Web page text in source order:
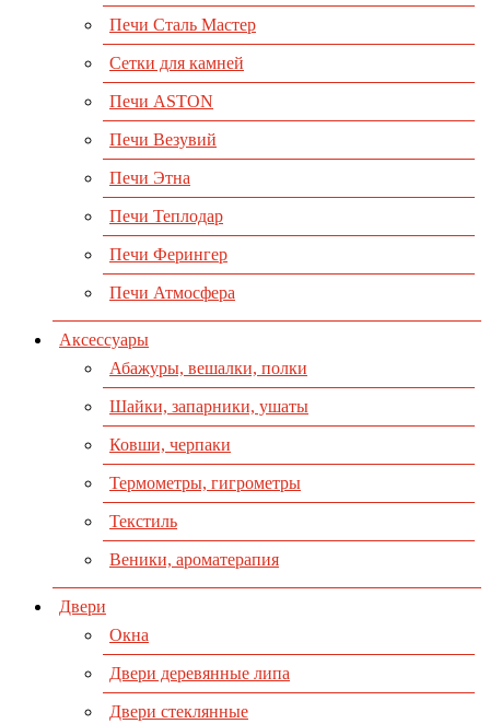
Печи Сталь Мастер
Сетки для камней
Печи ASTON
Печи Везувий
Печи Этна
Печи Теплодар
Печи Ферингер
Печи Атмосфера
Аксессуары
Абажуры, вешалки, полки
Шайки, запарники, ушаты
Ковши, черпаки
Термометры, гигрометры
Текстиль
Веники, ароматерапия
Двери
Окна
Двери деревянные липа
Двери стеклянные